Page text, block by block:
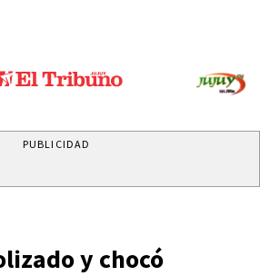
PUBLICIDAD
y chocó